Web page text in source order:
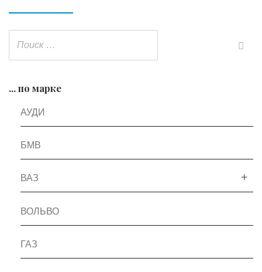
... по марке
АУДИ
БМВ
ВАЗ
ВОЛЬВО
ГАЗ